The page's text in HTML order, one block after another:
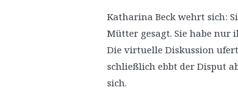
Katharina Beck wehrt sich:
Mütter gesagt. Sie habe
Die virtuelle Diskussion
schließlich ebbt der Disput
sich.